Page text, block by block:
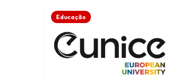
Educação